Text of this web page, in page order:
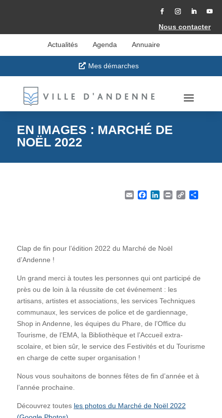
Nous contacter
Actualités Agenda Annuaire
Mes démarches
EN IMAGES : MARCHÉ DE
NOËL 2022
EmailFacebook
LinkedIn
PrintCopy
Clap de fin pour l’édition 2022 du Marché de Noël
d’Andenne !
Un grand merci à toutes les personnes qui ont participé de
près ou de loin à la réussite de cet événement : les
artisans, artistes et associations, les services Techniques
communaux, les services de police et de gardiennage,
Shop in Andenne, les équipes du Phare, de l’Office du
Tourisme, de l’EMA, la Bibliothèque et l’Accueil extra-
scolaire, et bien sûr, le service des Festivités et du Tourisme
en charge de cette super organisation !
Nous vous souhaitons de bonnes fêtes de fin d’année et à
l’année prochaine.
Découvrez toutes les photos du Marché de Noël 2022